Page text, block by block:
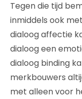
Tegen die tijd
inmiddels ook
dialoog affectie
dialoog een
dialoog binding
merkbouwers
met alleen voor